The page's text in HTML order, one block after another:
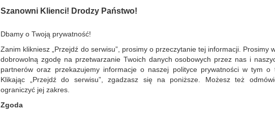
polipropylenu, wąsy wykonan...
Dostępność: 3 dni
Szanowni Klienci! Drodzy Państwo!
Dbamy o Twoją prywatność!
Zanim klikniesz „Przejdź do serwisu”, prosimy o przeczytanie tej informacji. Prosimy
dobrowolną zgodę na przetwarzanie Twoich danych osobowych przez nas i
partnerów oraz przekazujemy informacje o naszej polityce prywatności w tym o
Klikając „Przejdź do serwisu”, zgadzasz się na poniższe. Możesz też
ograniczyć jej zakres.
Zgoda